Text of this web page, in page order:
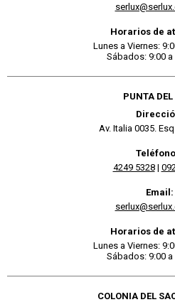
Horarios de
Lunes a Viernes:
Sábados: 9:00 a
PUNTA DEL
Av. Italia 0035.
4249 5328|
Email:
Horarios de
Lunes a Viernes:
Sábados: 9:00 a
COLONIA DEL